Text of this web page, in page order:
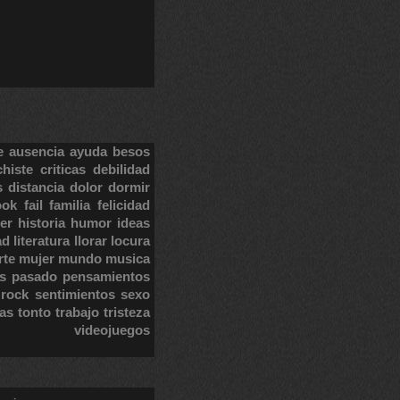
ausencia ayuda besos
criticas debilidad
distancia dolor dormir
fail familia felicidad
historia humor ideas
literatura llorar locura
mujer mundo musica
pasado pensamientos
rock sentimientos sexo
tonto trabajo tristeza
videojuegos